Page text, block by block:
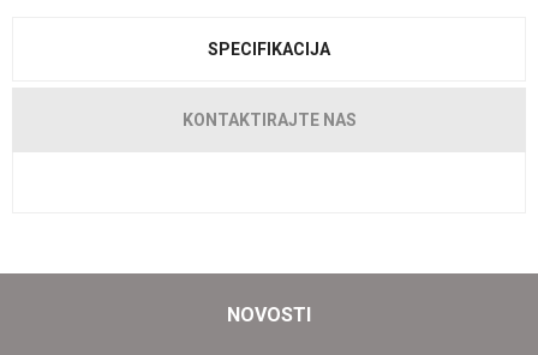
SPECIFIKACIJA
KONTAKTIRAJTE NAS
NOVOSTI